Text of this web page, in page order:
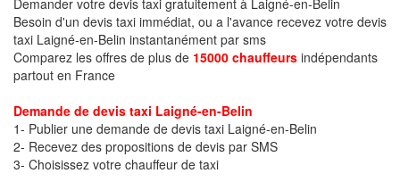
Demander votre devis taxi gratuitement à Laigné-en-Belin
Besoin d'un devis taxi immédiat, ou a l'avance recevez votre devis
taxi Laigné-en-Belin instantanément par sms
Comparez les offres de plus de 15000 chauffeurs indépendants
partout en France
Demande de devis taxi Laigné-en-Belin
1- Publier une demande de devis taxi Laigné-en-Belin
2- Recevez des propositions de devis par SMS
3- Choisissez votre chauffeur de taxi